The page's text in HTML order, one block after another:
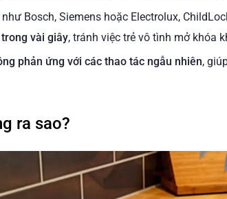
Bosch, Siemens hoặc Electrolux,
vài giây, tránh việc trẻ vô tình mở khóa
phản ứng với các thao tác ngẫu nhiên,
ra sao?